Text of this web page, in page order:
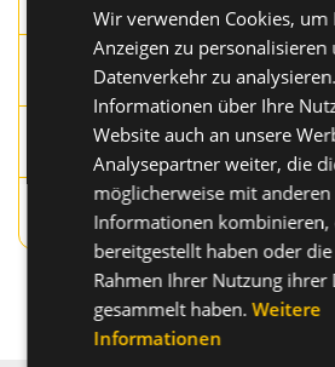
befestigen
CELO auf der eltefa | Messe-
Elektrobranche im Süden
Fenster-Befestigungsset FB |
Lochziegel mit großen Kammern
Entdecken Sie die neuen
Abhängesysteme WFS
Mehr
Wir verwenden Cookies, um
Anzeigen zu personalisieren
Datenverkehr zu
Informationen über Ihre
Website auch an unsere
Analysepartner weiter, die
möglicherweise mit anderen
Informationen kombinieren,
bereitgestellt haben oder
Rahmen Ihrer Nutzung ihrer
gesammelt haben.Weitere
Informationen